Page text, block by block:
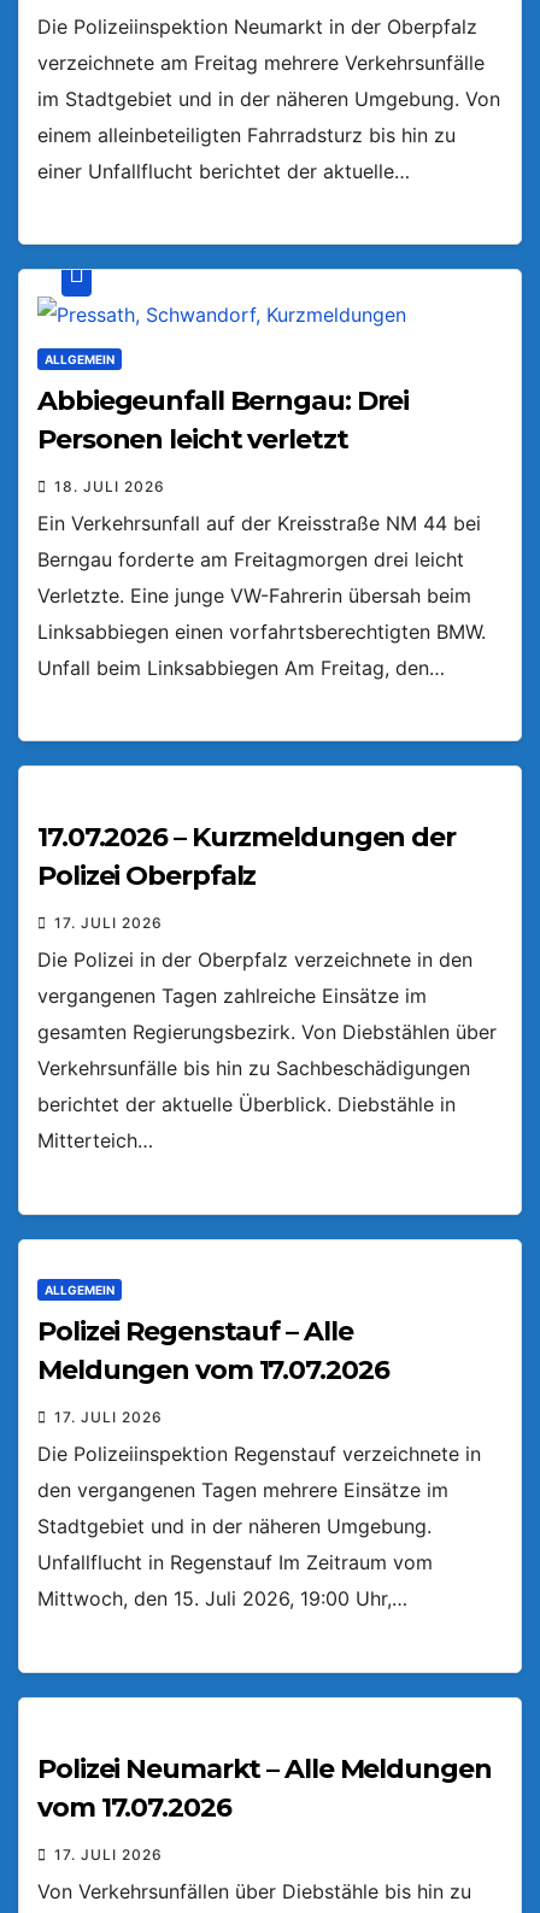
Die Polizeiinspektion Neumarkt in der Oberpfalz
verzeichnete am Freitag mehrere Verkehrsunfälle
im Stadtgebiet und in der näheren Umgebung. Von
einem alleinbeteiligten Fahrradsturz bis hin zu
einer Unfallflucht berichtet der aktuelle…
ALLGEMEIN
Abbiegeunfall Berngau: Drei
Personen leicht verletzt
18. JULI 2026
Ein Verkehrsunfall auf der Kreisstraße NM 44 bei
Berngau forderte am Freitagmorgen drei leicht
Verletzte. Eine junge VW-Fahrerin übersah beim
Linksabbiegen einen vorfahrtsberechtigten BMW.
Unfall beim Linksabbiegen Am Freitag, den…
17.07.2026 – Kurzmeldungen der
Polizei Oberpfalz
17. JULI 2026
Die Polizei in der Oberpfalz verzeichnete in den
vergangenen Tagen zahlreiche Einsätze im
gesamten Regierungsbezirk. Von Diebstählen über
Verkehrsunfälle bis hin zu Sachbeschädigungen
berichtet der aktuelle Überblick. Diebstähle in
Mitterteich…
ALLGEMEIN
Polizei Regenstauf – Alle
Meldungen vom 17.07.2026
17. JULI 2026
Die Polizeiinspektion Regenstauf verzeichnete in
den vergangenen Tagen mehrere Einsätze im
Stadtgebiet und in der näheren Umgebung.
Unfallflucht in Regenstauf Im Zeitraum vom
Mittwoch, den 15. Juli 2026, 19:00 Uhr,…
Polizei Neumarkt – Alle Meldungen
vom 17.07.2026
17. JULI 2026
Von Verkehrsunfällen über Diebstähle bis hin zu